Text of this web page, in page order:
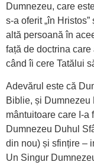
Dumnezeu, care
s-a oferit „în
altă persoană în
față de doctrina
când îi cere Tatălui
Adevărul este că
Biblie, și Dumnezeu
mântuitoare care I-a
Dumnezeu Duhul
din nou) și sfințire –
Un Singur